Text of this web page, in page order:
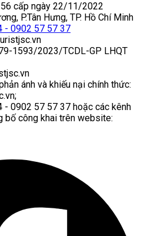
cấp ngày 22/11/2022
P.Tân Hưng, TP. Hồ Chí Minh
- 0902 57 57 37
1593/2023/TCDL-GP LHQT
ánh và khiếu nại chính thức:
- 0902 57 57 37 hoặc các kênh
bố công khai trên website: